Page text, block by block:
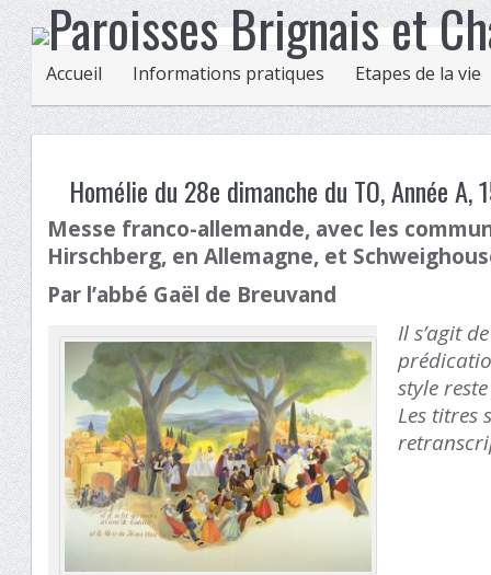
Accueil Informations pratiques Etapes de la vie
Homélie du 28e dimanche du TO, Année A,
Messe franco-allemande, avec les
Hirschberg, en Allemagne, et
Par l’abbé Gaël de Breuvand
Il s’agit
style
Les titres